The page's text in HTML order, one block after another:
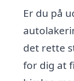
Er du på
det rette
for dig at